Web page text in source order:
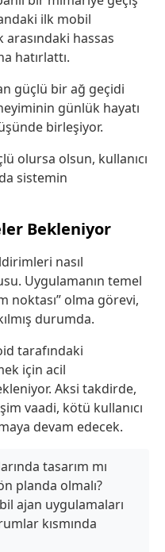
ilk mobil
hassas
hatırlattı.
güçlü bir ağ geçidi
günlük hayatı
birleşiyor.
olursa olsun, kullanıcı
sistemin
Bekleniyor
nasıl
Uygulamanın temel
noktası” olma görevi,
durumda.
tarafındaki
için acil
Aksi takdirde,
vaadi, kötü kullanıcı
devam edecek.
tasarım mı
planda olmalı?
ajan uygulamaları
kısmında